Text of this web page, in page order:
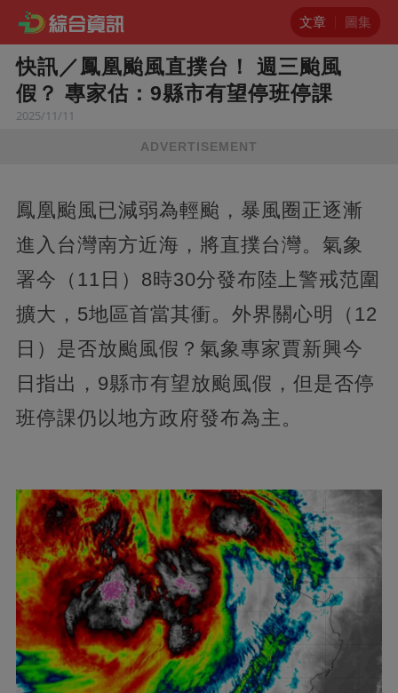
文章 圖集
快訊／鳳凰颱風直撲台！ 週三颱風
假？ 專家估：9縣市有望停班停課
2025/11/11
ADVERTISEMENT
鳳凰颱風已減弱為輕颱，暴風圈正逐漸
進入台灣南方近海，將直撲台灣。氣象
署今（11日）8時30分發布陸上警戒范圍
擴大，5地區首當其衝。外界關心明（12
日）是否放颱風假？氣象專家賈新興今
日指出，9縣市有望放颱風假，但是否停
班停課仍以地方政府發布為主。